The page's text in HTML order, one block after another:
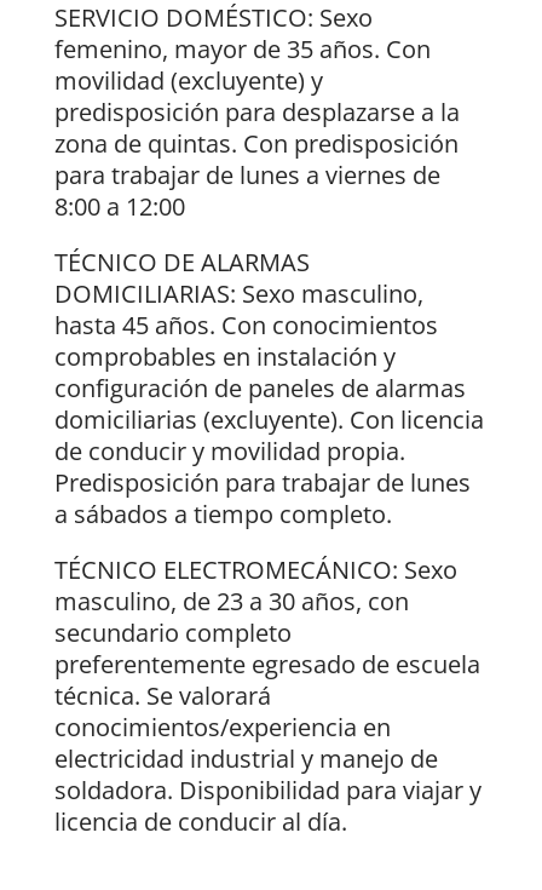
SERVICIO DOMÉSTICO: Sexo
femenino, mayor de 35 años. Con
movilidad (excluyente) y
predisposición para desplazarse a la
zona de quintas. Con predisposición
para trabajar de lunes a viernes de
8:00 a 12:00
TÉCNICO DE ALARMAS
DOMICILIARIAS: Sexo masculino,
hasta 45 años. Con conocimientos
comprobables en instalación y
configuración de paneles de alarmas
domiciliarias (excluyente). Con licencia
de conducir y movilidad propia.
Predisposición para trabajar de lunes
a sábados a tiempo completo.
TÉCNICO ELECTROMECÁNICO: Sexo
masculino, de 23 a 30 años, con
secundario completo
preferentemente egresado de escuela
técnica. Se valorará
conocimientos/experiencia en
electricidad industrial y manejo de
soldadora. Disponibilidad para viajar y
licencia de conducir al día.